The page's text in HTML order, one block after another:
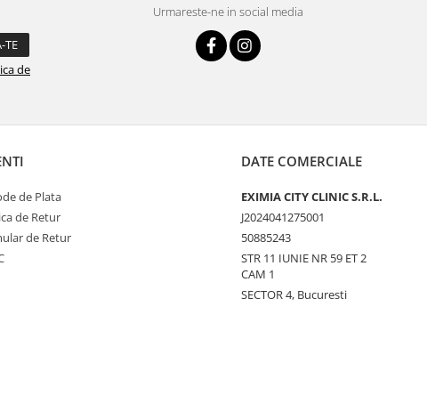
de
Urmareste-ne in social media
de Plata
de Retur
de Retur
DATE COMERCIALE
EXIMIA CITY CLINIC S.R.L.
J2024041275001
50885243
STR 11 IUNIE NR 59 ET 2
CAM 1
SECTOR 4, Bucuresti